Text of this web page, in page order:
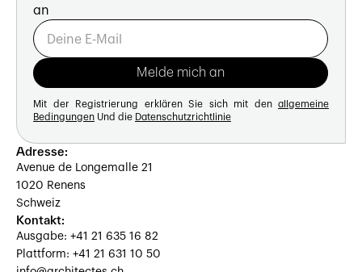
an
Mit der Registrierung erklären Sie sich mit den allgemeine
Bedingungen Und die Datenschutzrichtlinie
Adresse:
Avenue de Longemalle 21
1020 Renens
Schweiz
Kontakt:
Ausgabe: +41 21 635 16 82
Plattform: +41 21 631 10 50